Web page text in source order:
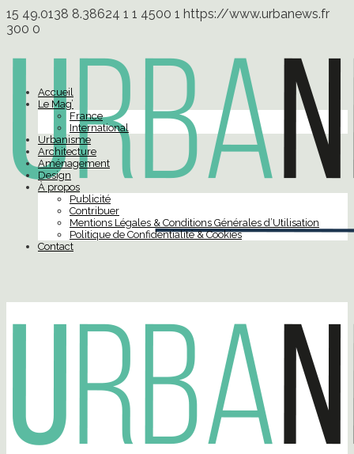
15 49.0138 8.38624 1 1 4500 1 https://www.urbanews.fr
300 0
Accueil
Le Mag’
France
International
Urbanisme
Architecture
Aménagement
Design
À propos
Publicité
Contribuer
Mentions Légales & Conditions Générales d’Utilisation
Politique de Confidentialité & Cookies
Contact